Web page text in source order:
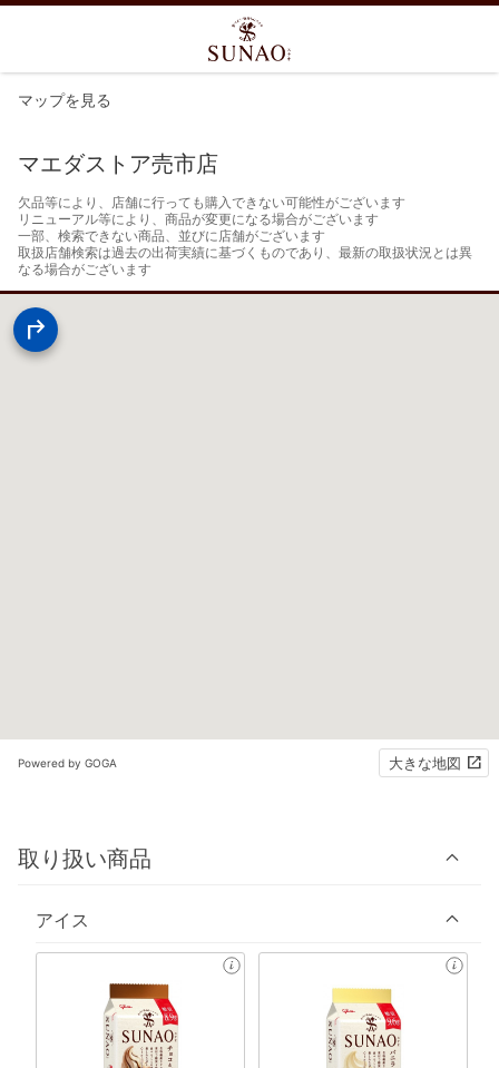
マップを見る
マエダストア売市店
欠品等により、店舗に行っても購入できない可能性がございます
リニューアル等により、商品が変更になる場合がございます
一部、検索できない商品、並びに店舗がございます
取扱店舗検索は過去の出荷実績に基づくものであり、最新の取扱状況とは異
なる場合がございます
Powered by GOGA 大きな地図
取り扱い商品
アイス